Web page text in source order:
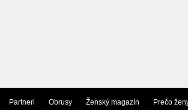
Partneri Obrusy Ženský magazín Prečo